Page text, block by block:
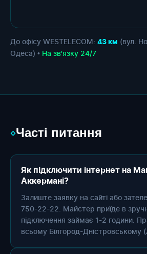
До офісу WESTELECOM: 43 км (вул.
Одеса) • На зв'язку 24/7
◇Часті питання
Як підключити інтернет на
Аккермані?
Залиште заявку на сайті або
750-22-22. Майстер приїде в
підключення займає 1-2 години.
всьому Білгород-Дністровському